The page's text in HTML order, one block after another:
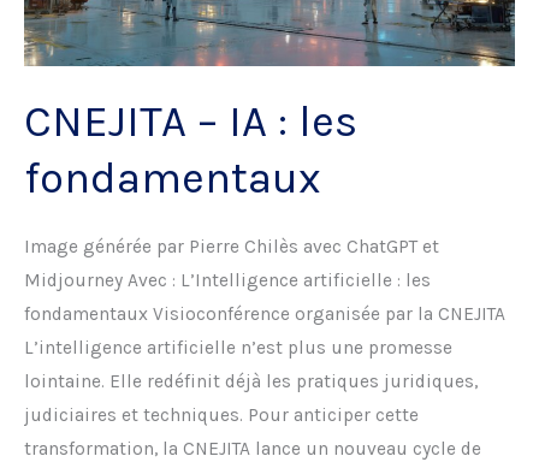
CNEJITA – IA : les
fondamentaux
Image générée par Pierre Chilès avec ChatGPT et
Midjourney Avec : L’Intelligence artificielle : les
fondamentaux Visioconférence organisée par la CNEJITA
L’intelligence artificielle n’est plus une promesse
lointaine. Elle redéfinit déjà les pratiques juridiques,
judiciaires et techniques. Pour anticiper cette
transformation, la CNEJITA lance un nouveau cycle de